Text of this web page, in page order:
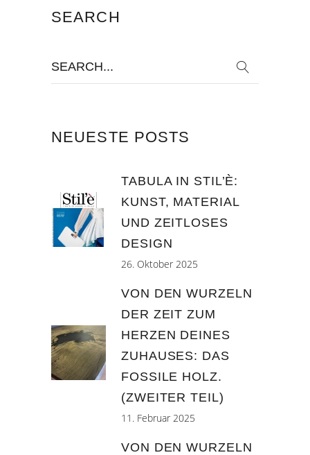
SEARCH
NEUESTE POSTS
TABULA IN STIL’È:
KUNST, MATERIAL
UND ZEITLOSES
DESIGN
26. Oktober 2025
VON DEN WURZELN
DER ZEIT ZUM
HERZEN DEINES
ZUHAUSES: DAS
FOSSILE HOLZ.
(ZWEITER TEIL)
11. Februar 2025
VON DEN WURZELN